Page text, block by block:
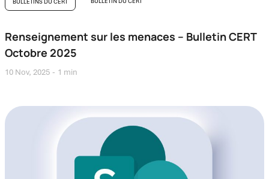
BULLETINS DU CERT
Renseignement sur les menaces – Bulletin CERT
Octobre 2025
10 Nov, 2025 1 min